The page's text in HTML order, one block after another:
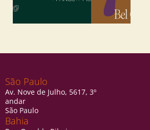
São Paulo
Av. Nove de Julho, 5617, 3º
andar
São Paulo
Bahia